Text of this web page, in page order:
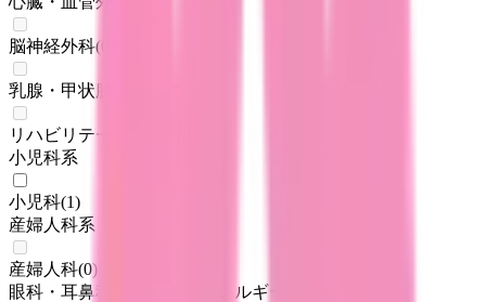
脳神経外科(
乳腺・甲状腺外科
リハビリテーション科
小児科系
小児科(1)
産婦人科系
産婦人科(0)
眼科・耳鼻科・皮膚科・アレルギー科系